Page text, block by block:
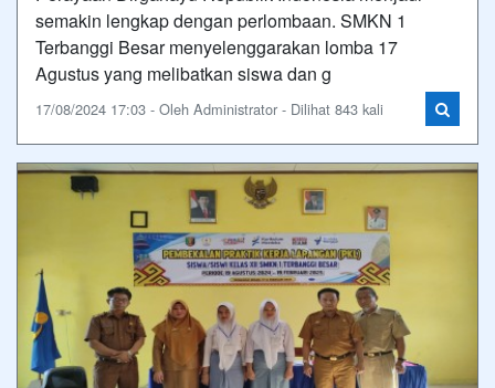
semakin lengkap dengan perlombaan. SMKN 1
Terbanggi Besar menyelenggarakan lomba 17
Agustus yang melibatkan siswa dan g
17/08/2024 17:03 - Oleh Administrator - Dilihat 843 kali